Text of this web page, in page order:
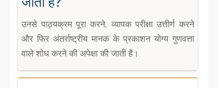
उनसे पाठ्यक्रम पूरा करने, व्यापक परीक्षा उत्तीर्ण करने
और फिर अंतर्राष्ट्रीय मानक के प्रकाशन योग्य गुणवत्ता
वाले शोध करने की अपेक्षा की जाती है।